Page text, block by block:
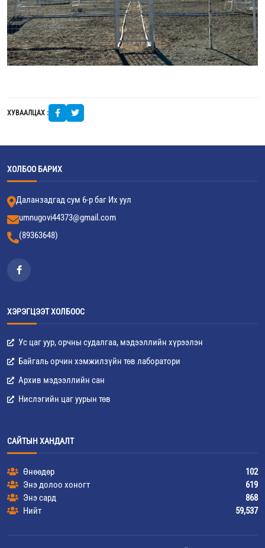
ХУВААЛЦАХ :
ХОЛБОО БАРИХ
Даланзадгад сум 6-р баг Их уул
umnugovi44373@gmail.com
(89363648)
ХЭРЭГЦЭЭТ ХОЛБООС
Ус цаг уур, орчны судалгаа, мэдээллийн хүрээлэн
Байгаль орчин хэмжилзүйн төв лаборатори
Архив мэдээллийн сан
Нислэгийн цаг уурын төв
САЙТЫН ХАНДАЛТ
Өнөөдөр
102
Энэ долоо хоногт
619
Энэ сард
868
Нийт
59,537